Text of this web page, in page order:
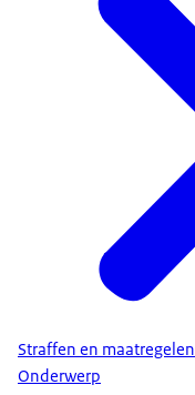
Straffen en maatregelen
Onderwerp